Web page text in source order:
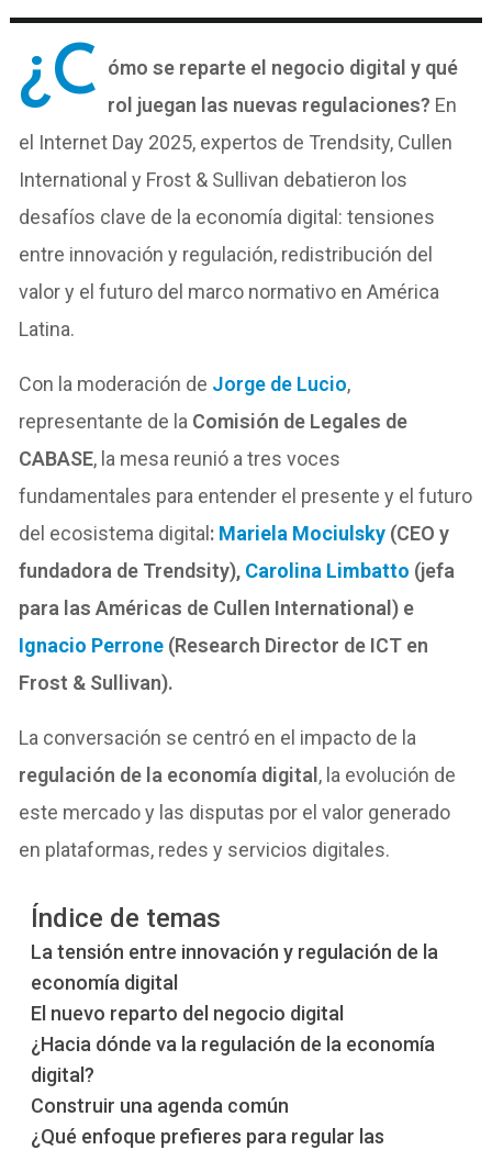
¿C ómo se reparte el negocio digital y qué
rol juegan las nuevas regulaciones? En
el Internet Day 2025, expertos de Trendsity, Cullen
International y Frost & Sullivan debatieron los
desafíos clave de la economía digital: tensiones
entre innovación y regulación, redistribución del
valor y el futuro del marco normativo en América
Latina.
Con la moderación de Jorge de Lucio,
representante de la Comisión de Legales de
CABASE, la mesa reunió a tres voces
fundamentales para entender el presente y el futuro
del ecosistema digital : Mariela Mociulsky (CEO y
fundadora de Trendsity), Carolina Limbatto (jefa
para las Américas de Cullen International) e
Ignacio Perrone (Research Director de ICT en
Frost & Sullivan).
La conversación se centró en el impacto de la
regulación de la economía digital , la evolución de
este mercado y las disputas por el valor generado
en plataformas, redes y servicios digitales.
Índice de temas
La tensión entre innovación y regulación de la
economía digital
El nuevo reparto del negocio digital
¿Hacia dónde va la regulación de la economía
digital?
Construir una agenda común
¿Qué enfoque prefieres para regular las